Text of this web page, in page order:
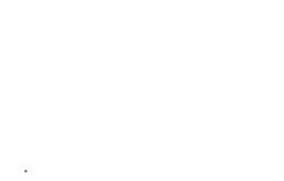
.